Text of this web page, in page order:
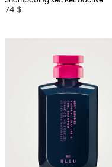
74 $